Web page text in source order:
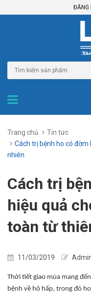
ĐĂNG
Trang chủ
Tin tức
Cách trị bệnh ho có
nhiên
Cách trị
hiệu quả
toàn từ
11/03/2019
Thời tiết giao mùa mang
bệnh về hô hấp, trong đó